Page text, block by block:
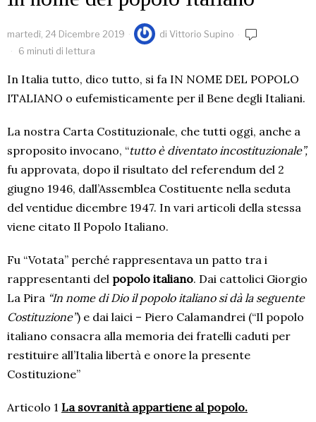
martedì, 24 Dicembre 2019 di Vittorio Supino
6 minuti di lettura
In Italia tutto, dico tutto, si fa IN NOME DEL POPOLO
ITALIANO o eufemisticamente per il Bene degli Italiani.
La nostra Carta Costituzionale, che tutti oggi, anche a
sproposito invocano, “tutto è diventato incostituzionale”,
fu approvata, dopo il risultato del referendum del 2
giugno 1946, dall’Assemblea Costituente nella seduta
del ventidue dicembre 1947. In vari articoli della stessa
viene citato Il Popolo Italiano.
Fu “Votata” perché rappresentava un patto tra i
rappresentanti del popolo italiano. Dai cattolici Giorgio
La Pira “In nome di Dio il popolo italiano si dà la seguente
Costituzione”) e dai laici – Piero Calamandrei (“Il popolo
italiano consacra alla memoria dei fratelli caduti per
restituire all’Italia libertà e onore la presente
Costituzione”
Articolo 1 La sovranità appartiene al popolo.